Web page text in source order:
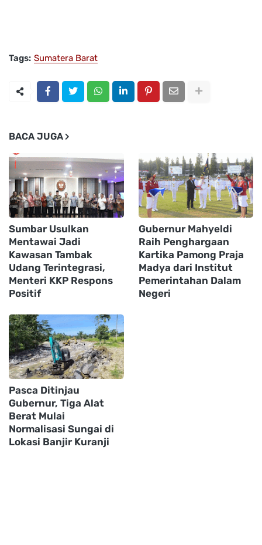
Tags: Sumatera Barat
BACA JUGA
Sumbar Usulkan
Mentawai Jadi
Kawasan Tambak
Udang Terintegrasi,
Menteri KKP Respons
Positif
Gubernur Mahyeldi
Raih Penghargaan
Kartika Pamong Praja
Madya dari Institut
Pemerintahan Dalam
Negeri
Pasca Ditinjau
Gubernur, Tiga Alat
Berat Mulai
Normalisasi Sungai di
Lokasi Banjir Kuranji